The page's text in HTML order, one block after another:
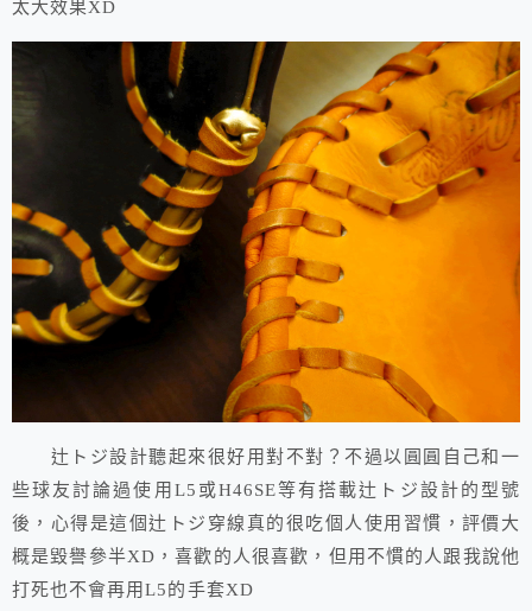
太大效果XD
辻トジ設計聽起來很好用對不對？不過以圓圓自己和一
些球友討論過使用L5或H46SE等有搭載辻トジ設計的型號
後，心得是這個辻トジ穿線真的很吃個人使用習慣，評價大
概是毀譽參半XD，喜歡的人很喜歡，但用不慣的人跟我說他
打死也不會再用L5的手套XD